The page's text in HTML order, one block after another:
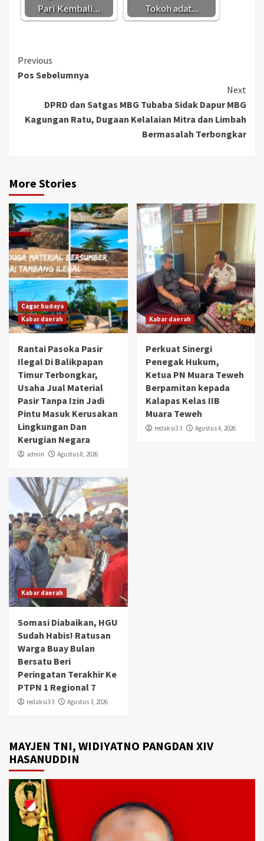
Pari Kembali…
Tokoh adat…
Continue
Reading
Previous
Pos Sebelumnya
Next
DPRD dan Satgas MBG Tubaba Sidak Dapur MBG
Kagungan Ratu, Dugaan Kelalaian Mitra dan Limbah
Bermasalah Terbongkar
More Stories
Cagar budaya
Kabar daerah
Rantai Pasoka Pasir
Ilegal Di Balikpapan
Timur Terbongkar,
Usaha Jual Material
Pasir Tanpa Izin Jadi
Pintu Masuk Kerusakan
Lingkungan Dan
Kerugian Negara
admin Agustus 8, 2026
Kabar daerah
Perkuat Sinergi
Penegak Hukum,
Ketua PN Muara Teweh
Berpamitan kepada
Kalapas Kelas IIB
Muara Teweh
redaksi3 3 Agustus 4, 2026
Kabar daerah
Somasi Diabaikan, HGU
Sudah Habis! Ratusan
Warga Buay Bulan
Bersatu Beri
Peringatan Terakhir Ke
PTPN 1 Regional 7
redaksi3 3 Agustus 3, 2026
MAYJEN TNI, WIDIYATNO PANGDAN XIV
HASANUDDIN